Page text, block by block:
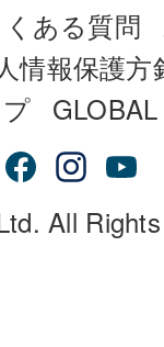
ある質問
情報保護方
All